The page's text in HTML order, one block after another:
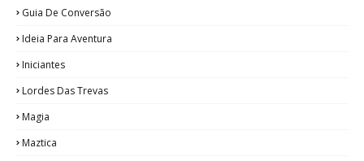
Guia De Conversão
Ideia Para Aventura
Iniciantes
Lordes Das Trevas
Magia
Maztica